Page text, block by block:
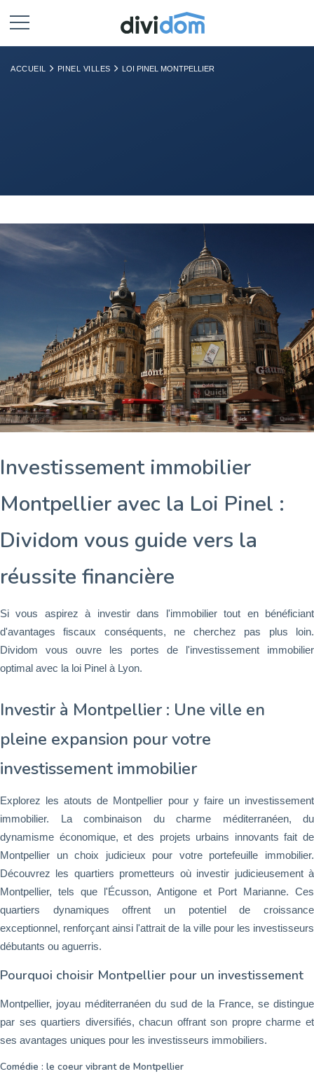
ACCUEIL PINEL VILLES LOI PINEL MONTPELLIER
Investissement immobilier
Montpellier avec la Loi Pinel :
Dividom vous guide vers la
réussite financière
Si vous aspirez à investir dans l'immobilier tout en bénéficiant
d'avantages fiscaux conséquents, ne cherchez pas plus loin.
Dividom vous ouvre les portes de l'investissement immobilier
optimal avec la loi Pinel à Lyon.
Investir à Montpellier : Une ville en
pleine expansion pour votre
investissement immobilier
Explorez les atouts de Montpellier pour y faire un investissement
immobilier. La combinaison du charme méditerranéen, du
dynamisme économique, et des projets urbains innovants fait de
Montpellier un choix judicieux pour votre portefeuille immobilier.
Découvrez les quartiers prometteurs où investir judicieusement à
Montpellier, tels que l'Écusson, Antigone et Port Marianne. Ces
quartiers dynamiques offrent un potentiel de croissance
exceptionnel, renforçant ainsi l'attrait de la ville pour les investisseurs
débutants ou aguerris.
Pourquoi choisir Montpellier pour un investissement
Montpellier, joyau méditerranéen du sud de la France, se distingue
par ses quartiers diversifiés, chacun offrant son propre charme et
ses avantages uniques pour les investisseurs immobiliers.
Comédie : le coeur vibrant de Montpellier